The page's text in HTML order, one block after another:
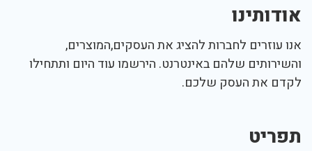
אודותינו
אנו עוזרים לחברות להציג את העסקים,המוצרים,
והשירותים שלהם באינטרנט. הירשמו עוד היום ותתחילו
לקדם את העסק שלכם.
תפריט